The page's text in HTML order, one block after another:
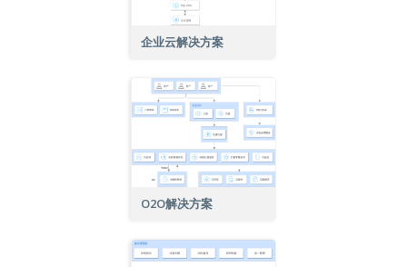
企业云解决方案
O2O解决方案